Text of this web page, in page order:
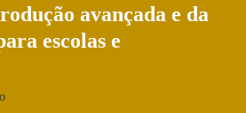
avançada e da
escolas e